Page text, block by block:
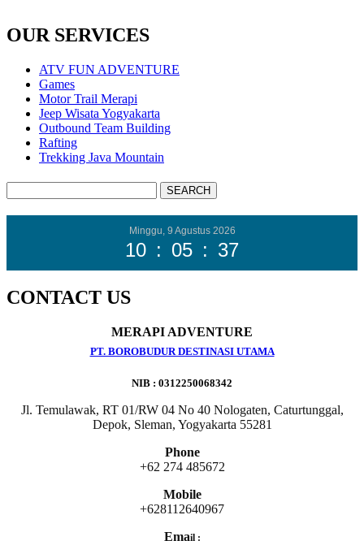
OUR SERVICES
ATV FUN ADVENTURE
Games
Motor Trail Merapi
Jeep Wisata Yogyakarta
Outbound Team Building
Rafting
Trekking Java Mountain
Minggu, 9 Agustus 2026
10 : 05 : 38
CONTACT US
MERAPI ADVENTURE
PT. BOROBUDUR DESTINASI UTAMA
NIB : 0312250068342
Jl. Temulawak, RT 01/RW 04 No 40 Nologaten, Caturtunggal,
Depok, Sleman, Yogyakarta 55281
Phone
+62 274 485672
Mobile
+628112640967
Email :